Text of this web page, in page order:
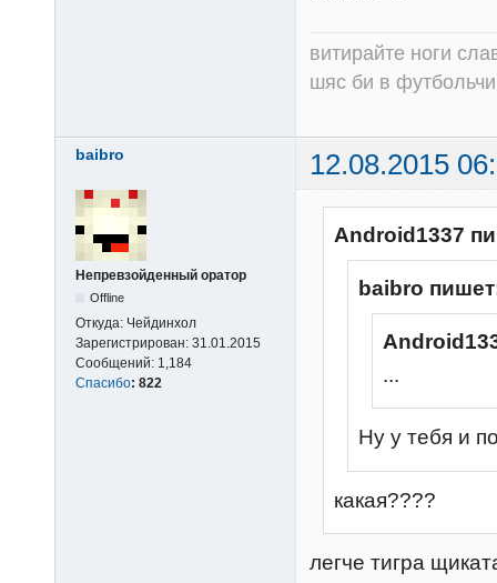
витирайте ноги
шяс би в
baibro 12.08.2015
Непревзойденный оратор
Offline
Откуда: Чейдинхол
Зарегистрирован: 31.01.2015
Сообщений: 1,184
Спасибо: 822
Android1337
baibro
...
Ну у тебя и
какая????
легче тигра